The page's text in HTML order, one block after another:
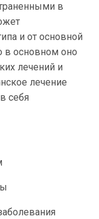
в
и от основной
в основном оно
лечений и
лечение
себя